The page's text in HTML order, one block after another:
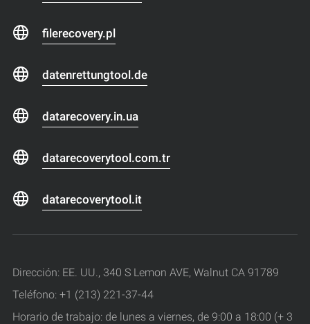
filerecovery.pl
datenrettungtool.de
datarecovery.in.ua
datarecoverytool.com.tr
datarecoverytool.it
Dirección: EE. UU., 340 S Lemon AVE, Walnut CA 91789
Teléfono: +1 (213) 221-37-44
Horario de trabajo: de lunes a viernes, de 9:00 a 18:00 (+ 3